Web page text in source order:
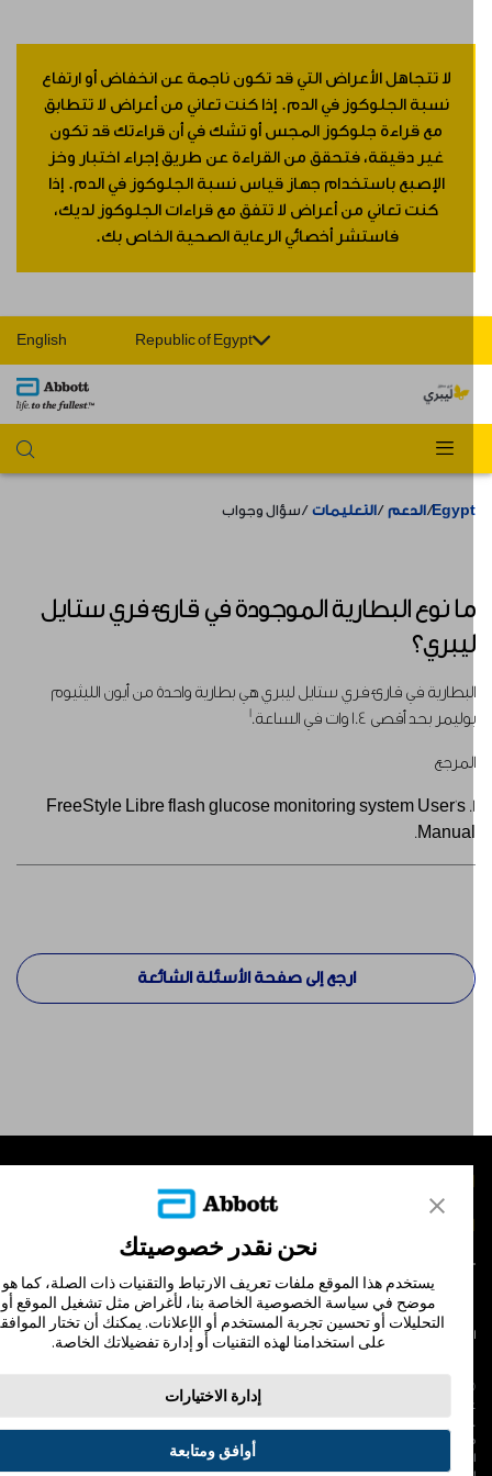
لا تتجاهل الأعراض التي قد تكون ناجمة عن انخفاض أو ارتفاع
نسبة الجلوكوز في الدم. إذا كنت تعاني من أعراض لا تتطابق
مع قراءة جلوكوز المجس أو تشك في أن قراءتك قد تكون
غير دقيقة، فتحقق من القراءة عن طريق إجراء اختبار وخز
الإصبع باستخدام جهاز قياس نسبة الجلوكوز في الدم. إذا
كنت تعاني من أعراض لا تتفق مع قراءات الجلوكوز لديك،
فاستشر أخصائي الرعاية الصحية الخاص بك.
Republic of Egypt
English
الدعم التعليمات سؤال وجواب
نوع البطارية الموجودة في قارئ فري ستايل
في قارئ فري ستايل ليبري هي بطارية واحدة من أيون الليثيوم
بحد أقصى 1.4 وات في الساعة.
1
1. FreeStyle Libre flash glucose monitoring system User's
ارجع إلى صفحة الأسئلة الشائعة
والأحكام سياسة الخصوصية
المجس، فري ستايل، وليبري، والعلامات التجارية ذات الصلة هي علامات لشركة أبوت
لا يجوز استخدام أي علامة تجارية أو الاسم التجاري أو المظهر التجاري لأبوت في هذا الموقع
دون الحصول على إذن كتابي مسبق من أبوت، إلا لتحديد منتج أو خدمات الشركة. هذا
والمعلومات التي تحتويه مقصودة لسكان دولة جمهورية مصر العربية فقط. إن
نحن نقدر خصوصيتك
يستخدم هذا الموقع ملفات تعريف الارتباط والتقنيات ذات الصلة، كما هو
موضح في سياسة الخصوصية الخاصة بنا، لأغراض مثل تشغيل الموقع أو
التحليلات أو تحسين تجربة المستخدم أو الإعلانات. يمكنك أن تختار الموافقة
على استخدامنا لهذه التقنيات أو إدارة تفضيلاتك الخاصة.
إدارة الاختيارات
أوافق ومتابعة